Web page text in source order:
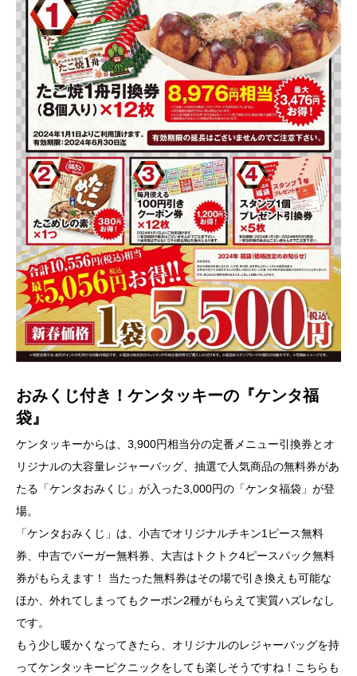
おみくじ付き！ケンタッキーの『ケンタ福
袋』
ケンタッキーからは、3,900円相当分の定番メニュー引換券とオ
リジナルの大容量レジャーバッグ、抽選で人気商品の無料券があ
たる「ケンタおみくじ」が入った3,000円の「ケンタ福袋」が登
場。
「ケンタおみくじ」は、小吉でオリジナルチキン1ピース無料
券、中吉でバーガー無料券、大吉はトクトク4ピースパック無料
券がもらえます！ 当たった無料券はその場で引き換えも可能な
ほか、外れてしまってもクーポン2種がもらえて実質ハズレなし
です。
もう少し暖かくなってきたら、オリジナルのレジャーバッグを持
ってケンタッキーピクニックをしても楽しそうですね！こちらも